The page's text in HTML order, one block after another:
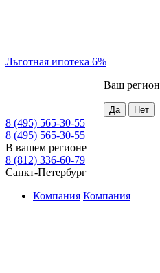
Льготная ипотека 6%
Ваш регион
8 (495) 565-30-55
8 (495) 565-30-55
В вашем регионе
8 (812) 336-60-79
Санкт-Петербург
Компания Компания